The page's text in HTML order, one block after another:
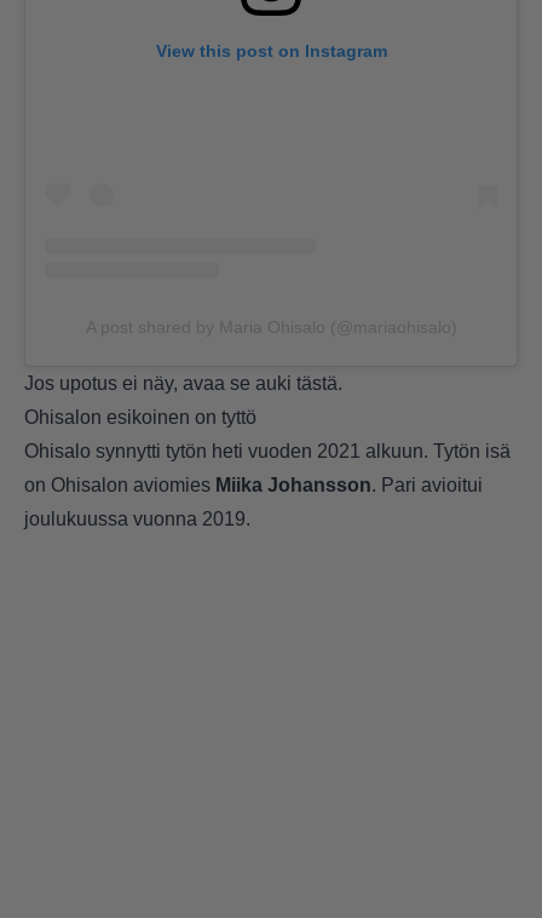
View this post on Instagram
A post shared by Maria Ohisalo (@mariaohisalo)
Jos upotus ei näy, avaa se auki tästä.
Ohisalon esikoinen on tyttö
Ohisalo synnytti tytön heti vuoden 2021 alkuun. Tytön isä
on Ohisalon aviomies Miika Johansson. Pari avioitui
joulukuussa vuonna 2019.